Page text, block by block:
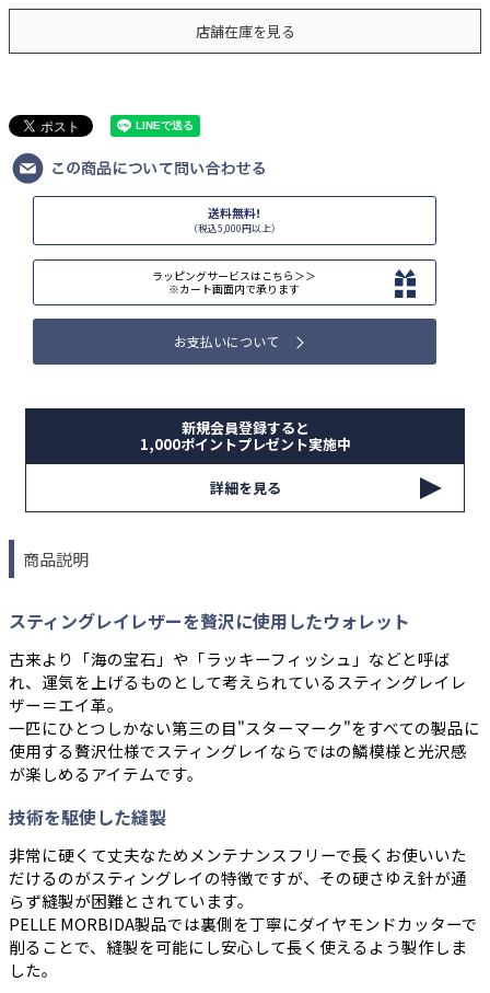
店舗在庫を見る
送料無料!
（税込5,000円以上）
ラッピングサービスはこちら＞＞
※カート画面内で承ります
お支払いについて
新規会員登録すると
1,000ポイントプレゼント実施中
詳細を見る
商品説明
スティングレイレザーを贅沢に使用したウォレット
古来より「海の宝石」や「ラッキーフィッシュ」などと呼ば
れ、運気を上げるものとして考えられているスティングレイレ
ザー＝エイ革。
一匹にひとつしかない第三の目"スターマーク"をすべての製品に
使用する贅沢仕様でスティングレイならではの鱗模様と光沢感
が楽しめるアイテムです。
技術を駆使した縫製
非常に硬くて丈夫なためメンテナンスフリーで長くお使いいた
だけるのがスティングレイの特徴ですが、その硬さゆえ針が通
らず縫製が困難とされています。
PELLE MORBIDA製品では裏側を丁寧にダイヤモンドカッターで
削ることで、縫製を可能にし安心して長く使えるよう製作しま
した。